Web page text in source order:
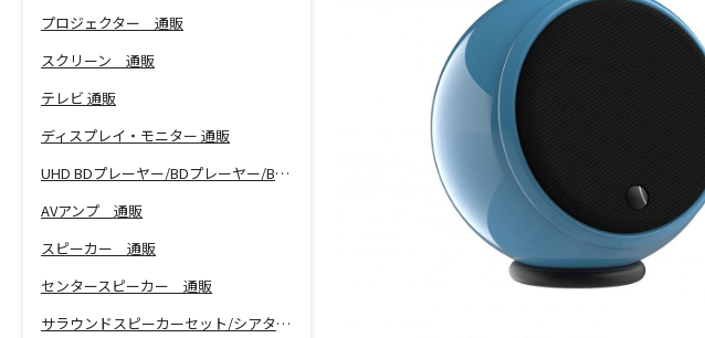
プロジェクター 通販
スクリーン 通販
テレビ 通販
ディスプレイ・モニター 通販
UHD BDプレーヤー/BDプレーヤー/BDレコーダー 通販
AVアンプ 通販
スピーカー 通販
センタースピーカー 通販
サラウンドスピーカーセット/シアターバー 通販